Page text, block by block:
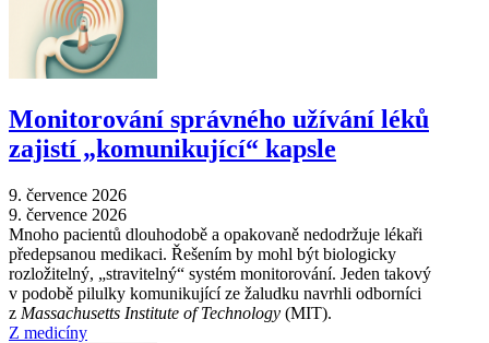
Monitorování správného užívání léků
zajistí „komunikující“ kapsle
9. července 2026
9. července 2026
Mnoho pacientů dlouhodobě a opakovaně nedodržuje lékaři
předepsanou medikaci. Řešením by mohl být biologicky
rozložitelný, „stravitelný“ systém monitorování. Jeden takový
v podobě pilulky komunikující ze žaludku navrhli odborníci
z Massachusetts Institute of Technology (MIT).
Z medicíny